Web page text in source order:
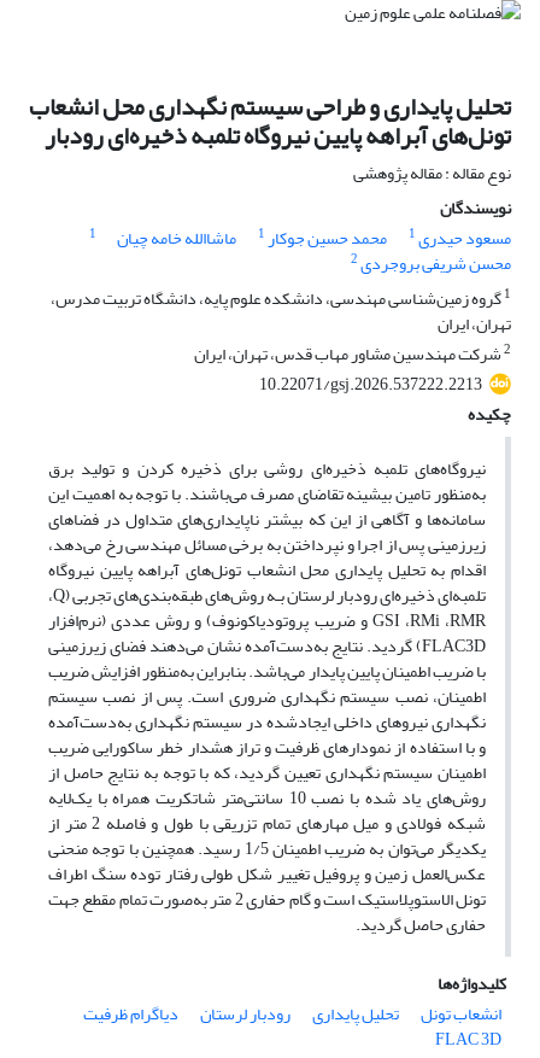
تحلیل پایداری و طراحی سیستم نگهداری محل انشعاب
تونل‌های آبراهه پایین نیروگاه تلمبهذخیره‌ای رودبار
نوع مقاله : مقاله پژوهشی
نویسندگان
مسعود حیدری1 محمد حسین جوکار1 ماشاالله خامه چیان 1
محسن شریفی بروجردی2
1گروه زمین‌شناسی مهندسی، دانشکده علوم پایه، دانشگاه تربیت مدرس،
تهران، ایران
2شرکت مهندسین مشاور مهاب قدس، تهران، ایران
10.22071/gsj.2026.537222.2213
چکیده
نیروگاه‌های تلمبه ذخیره‌ای روشی برای ذخیره کردن و تولید برق
به‌منظور تامین بیشینه تقاضای مصرف می‌باشند. با توجه به اهمیت این
سامانه‌ها و آگاهی از این که بیشتر ناپایداری‌های متداول در فضاهای
زیرزمینی پس از اجرا و نپرداختن به برخی مسائل مهندسی رخ می‌دهد،
اقدام به تحلیل پایداری محل انشعاب تونل‌های آبراهه پایین نیروگاه
تلمبه‌ای ذخیره‌ای رودبار لرستان بـه روش‌های طبقه‌بندی‌های تجربی (Q،
RMR،RMi، GSIو ضریب پروتودیاکونوف) و روش عددی (نرم‌افزار
FLAC3D) گردید. نتایج به‌دست‌آمده نشان می‌دهند فضای زیرزمینی
با ضریب اطمینان پایین پایدار می‌باشد. بنابراین به‌منظور افزایش ضریب
اطمینان، نصب سیستم نگهداری ضروری است. پس از نصب سیستم
نگهداری نیروهای داخلی ایجادشده در سیستم نگهداری به‌دست‌آمده
و با استفاده از نمودارهای ظرفیت و تراز هشدار خطر ساکورایی ضریب
اطمینان سیستم نگهداری تعیین‌ گردید، که با توجه به نتایج حاصل از
روش‌های یاد شده با نصب 10 سانتی‌متر شاتکریت همراه با یک‌لایه
شبکه فولادی و میل مهارهای تمام تزریقی با طول و فاصله 2 متر از
یکدیگر می‌توان به ضریب اطمینان 1/5 رسید. همچنین با توجه منحنی
عکس‌العمل زمین و پروفیل تغییر شکل طولی رفتار توده سنگ اطراف
تونل الاستوپلاستیک است و گام حفاری 2 متر به‌صورت تمام مقطع جهت
حفاری حاصل گردید.
کلیدواژه‌ها
انشعاب تونل
تحلیل پایداری رودبار لرستان دیاگرام ظرفیت
FLAC 3D